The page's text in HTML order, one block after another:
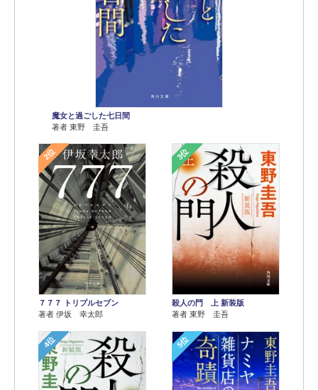
魔女と過ごした七日間
著者 東野 圭吾
2位
７７７ トリプルセブン
著者 伊坂 幸太郎
3位
殺人の門 上 新装版
著者 東野 圭吾
4位 5位